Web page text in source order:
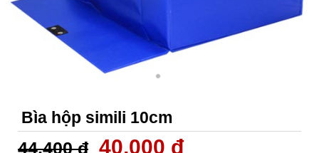
Bìa hộp simili 10cm
44,400 đ 40,000 đ